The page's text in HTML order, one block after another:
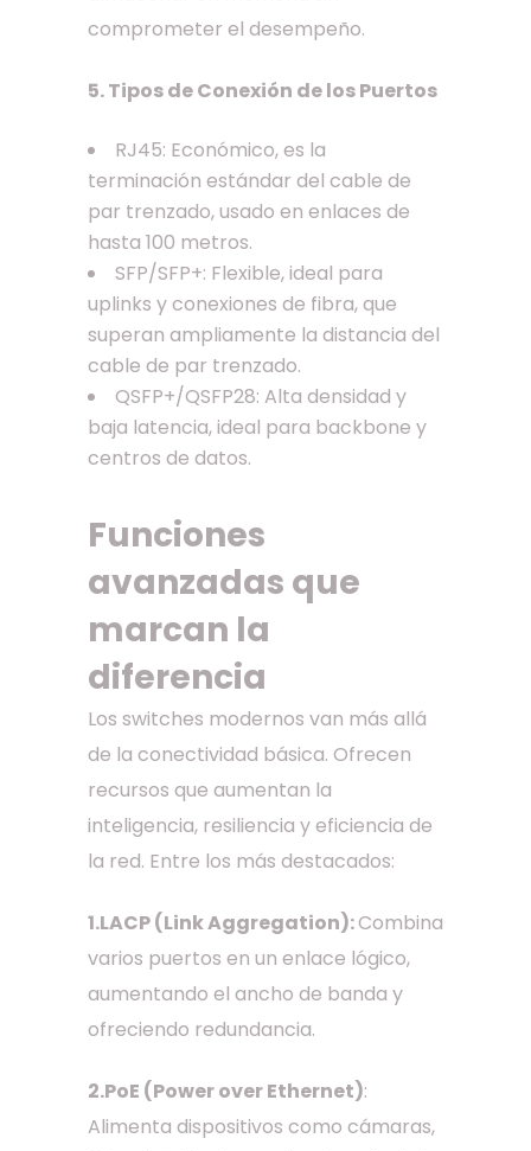
comprometer el desempeño.
5. Tipos de Conexión de los Puertos
RJ45: Económico, es la
terminación estándar del cable de
par trenzado, usado en enlaces de
hasta 100 metros.
SFP/SFP+: Flexible, ideal para
uplinks y conexiones de fibra, que
superan ampliamente la distancia del
cable de par trenzado.
QSFP+/QSFP28: Alta densidad y
baja latencia, ideal para backbone y
centros de datos.
Funciones
avanzadas que
marcan la
diferencia
Los switches modernos van más allá
de la conectividad básica. Ofrecen
recursos que aumentan la
inteligencia, resiliencia y eficiencia de
la red. Entre los más destacados:
1.LACP (Link Aggregation):Combina
varios puertos en un enlace lógico,
aumentando el ancho de banda y
ofreciendo redundancia.
2.PoE (Power over Ethernet):
Alimenta dispositivos como cámaras,